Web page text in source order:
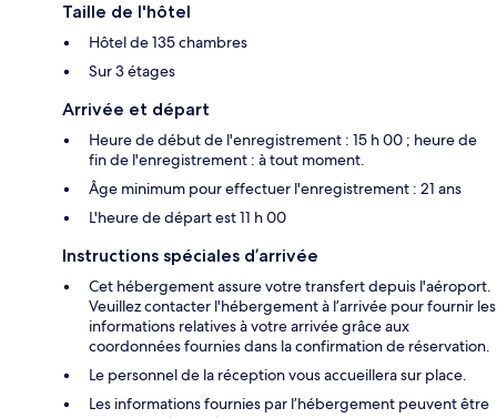
Taille de l'hôtel
Hôtel de 135 chambres
Sur 3 étages
Arrivée et départ
Heure de début de l'enregistrement : 15 h 00 ; heure de
fin de l'enregistrement : à tout moment.
Âge minimum pour effectuer l'enregistrement : 21 ans
L'heure de départ est 11 h 00
Instructions spéciales d’arrivée
Cet hébergement assure votre transfert depuis l'aéroport.
Veuillez contacter l'hébergement à l’arrivée pour fournir les
informations relatives à votre arrivée grâce aux
coordonnées fournies dans la confirmation de réservation.
Le personnel de la réception vous accueillera sur place.
Les informations fournies par l’hébergement peuvent être